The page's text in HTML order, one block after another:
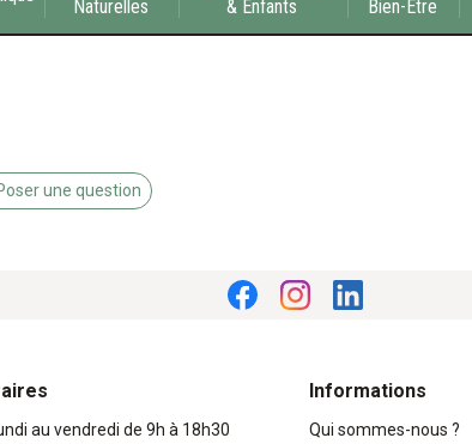
Naturelles
& Enfants
Bien-Etre
une question
au vendredi de 9h à 18h30
Informations
Qui sommes-nous ?